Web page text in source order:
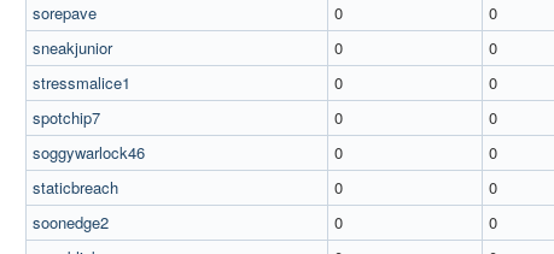
sorepave
0 0
sneakjunior
0 0
stressmalice1
0 0
spotchip7
0 0
soggywarlock46
0 0
staticbreach
0 0
soonedge2
0 0